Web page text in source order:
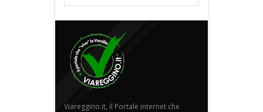
Viareggino.it, il Portale internet che